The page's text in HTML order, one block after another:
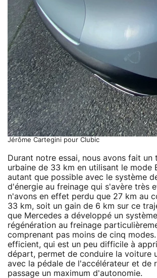
Jérôme Cartegini pour Clubic
Durant notre essai, nous avons fait un
urbaine de 33 km en utilisant le mode
autant que possible avec le système
d'énergie au freinage qui s'avère très
n'avons en effet perdu que 27 km au
33 km, soit un gain de 6 km sur ce
que Mercedes a développé un
régénération au freinage
comprenant pas moins de cinq
efficient, qui est un peu difficile à
départ, permet de conduire la voiture
avec la pédale de l'accélérateur et de
passage un maximum d'autonomie.